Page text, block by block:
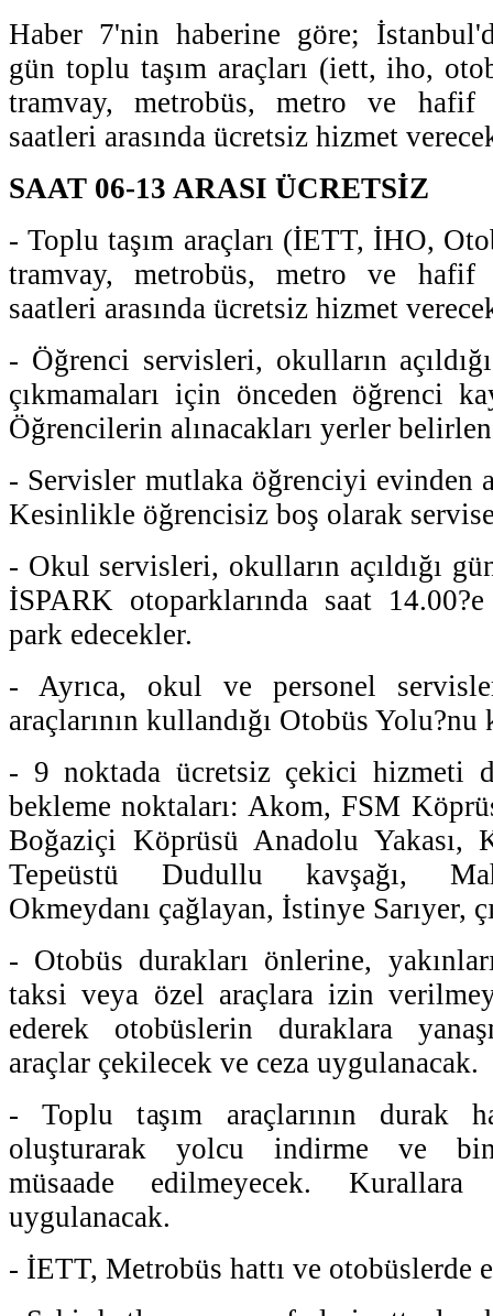
Haber 7'nin haberine göre;
gün toplu taşım araçları (iett, iho,
tramvay, metrobüs, metro ve hafif
saatleri arasında ücretsiz hizmet
SAAT 06-13 ARASI ÜCRETSİZ
- Toplu taşım araçları (İETT, İHO,
tramvay, metrobüs, metro ve hafif
saatleri arasında ücretsiz hizmet
- Öğrenci servisleri, okulların
çıkmamaları için önceden öğrenci
Öğrencilerin alınacakları yerler
- Servisler mutlaka öğrenciyi evinden
Kesinlikle öğrencisiz boş olarak
- Okul servisleri, okulların açıldığı
İSPARK otoparklarında saat
park edecekler.
- Ayrıca, okul ve personel
araçlarının kullandığı Otobüs
- 9 noktada ücretsiz çekici hizmeti
bekleme noktaları: Akom, FSM
Boğaziçi Köprüsü Anadolu Yakası,
Tepeüstü Dudullu kavşağı,
Okmeydanı çağlayan, İstinye Sarıyer,
- Otobüs durakları önlerine,
taksi veya özel araçlara izin
ederek otobüslerin duraklara
araçlar çekilecek ve ceza uygulanacak.
- Toplu taşım araçlarının durak
oluşturarak yolcu indirme ve
müsaade edilmeyecek. Kurallara
uygulanacak.
- İETT, Metrobüs hattı ve otobüslerde